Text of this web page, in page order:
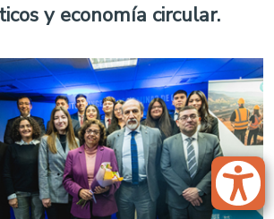
y economía circular.